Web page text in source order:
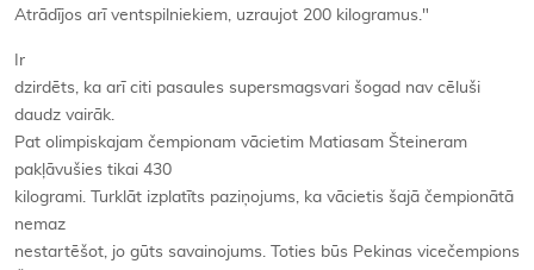
Atrādījos arī ventspilniekiem, uzraujot 200 kilogramus."
Ir
dzirdēts, ka arī citi pasaules supersmagsvari šogad nav cēluši
daudz vairāk.
Pat olimpiskajam čempionam vācietim Matiasam Šteineram
pakļāvušies tikai 430
kilogrami. Turklāt izplatīts paziņojums, ka vācietis šajā čempionātā
nemaz
nestartēšot, jo gūts savainojums. Toties būs Pekinas vicečempions